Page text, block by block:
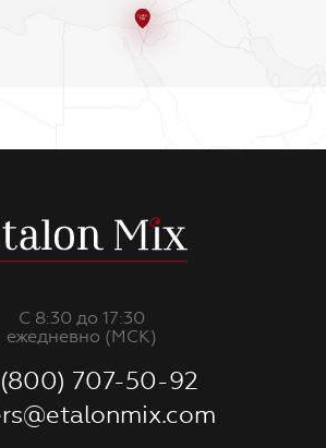
С 8:30 до 17:30
ежедневно (МСК)
707-50-92